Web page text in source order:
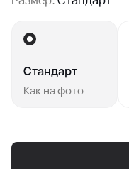
Стандарт
Как на фото